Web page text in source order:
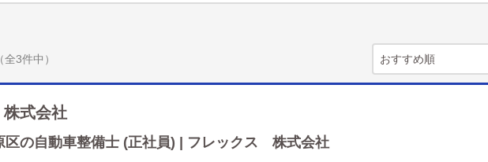
（全3件中）
式会社
区の自動車整備士 (正社員) | フレックス 株式会社